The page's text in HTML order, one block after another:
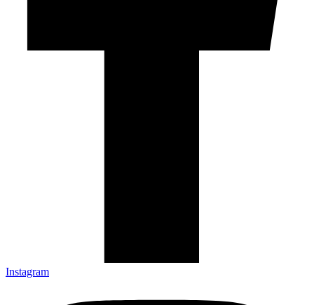
Instagram